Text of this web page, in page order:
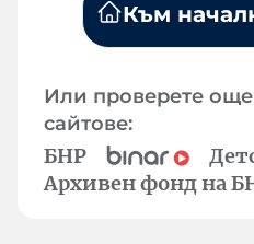
Към
Или проверете
сайтове:
БНР
Архивен фонд на